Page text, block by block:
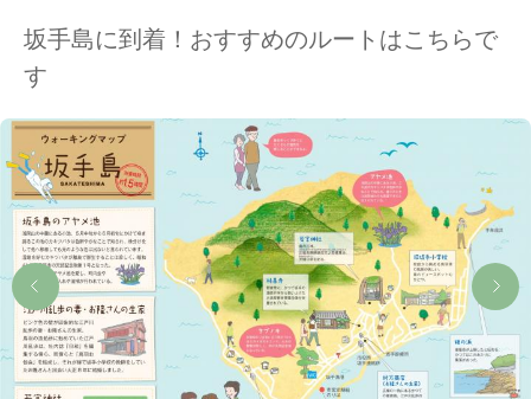
坂手島に到着！おすすめのルートはこちらで
す